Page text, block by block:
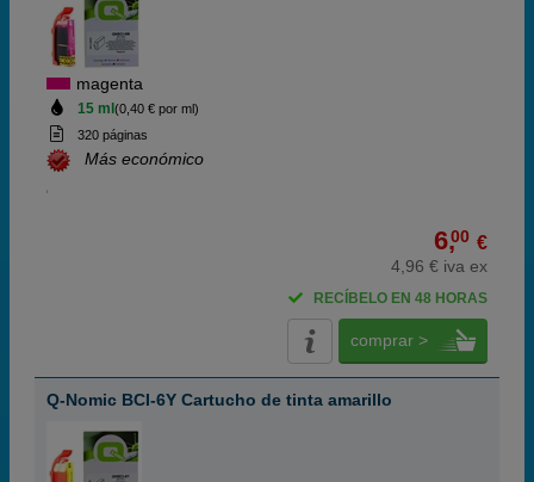
magenta
15 ml (0,40 € por ml)
320 páginas
Más económico
6,00 €
4,96 € iva ex
RECÍBELO EN 48 HORAS
comprar >
Q-Nomic BCI-6Y Cartucho de tinta amarillo